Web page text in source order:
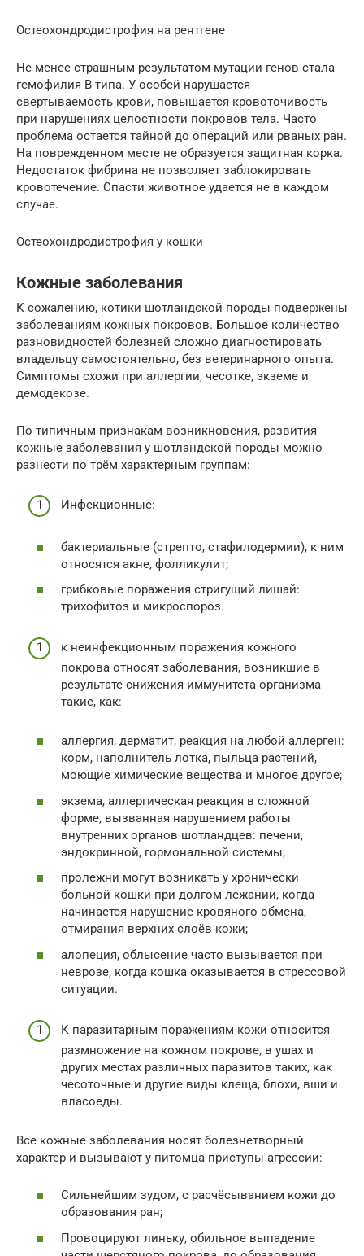
Остеохондродистрофия на рентгене
Не менее страшным результатом мутации генов стала
гемофилия В-типа. У особей нарушается
свертываемость крови, повышается кровоточивость
при нарушениях целостности покровов тела. Часто
проблема остается тайной до операций или рваных ран.
На поврежденном месте не образуется защитная корка.
Недостаток фибрина не позволяет заблокировать
кровотечение. Спасти животное удается не в каждом
случае.
Остеохондродистрофия у кошки
Кожные заболевания
К сожалению, котики шотландской породы подвержены
заболеваниям кожных покровов. Большое количество
разновидностей болезней сложно диагностировать
владельцу самостоятельно, без ветеринарного опыта.
Симптомы схожи при аллергии, чесотке, экземе и
демодекозе.
По типичным признакам возникновения, развития
кожные заболевания у шотландской породы можно
разнести по трём характерным группам:
Инфекционные:
бактериальные (стрепто, стафилодермии), к ним
относятся акне, фолликулит;
грибковые поражения стригущий лишай:
трихофитоз и микроспороз.
к неинфекционным поражения кожного
покрова относят заболевания, возникшие в
результате снижения иммунитета организма
такие, как:
аллергия, дерматит, реакция на любой аллерген:
корм, наполнитель лотка, пыльца растений,
моющие химические вещества и многое другое;
экзема, аллергическая реакция в сложной
форме, вызванная нарушением работы
внутренних органов шотландцев: печени,
эндокринной, гормональной системы;
пролежни могут возникать у хронически
больной кошки при долгом лежании, когда
начинается нарушение кровяного обмена,
отмирания верхних слоёв кожи;
алопеция, облысение часто вызывается при
неврозе, когда кошка оказывается в стрессовой
ситуации.
К паразитарным поражениям кожи относится
размножение на кожном покрове, в ушах и
других местах различных паразитов таких, как
чесоточные и другие виды клеща, блохи, вши и
власоеды.
Все кожные заболевания носят болезнетворный
характер и вызывают у питомца приступы агрессии:
Сильнейшим зудом, с расчёсыванием кожи до
образования ран;
Провоцируют линьку, обильное выпадение